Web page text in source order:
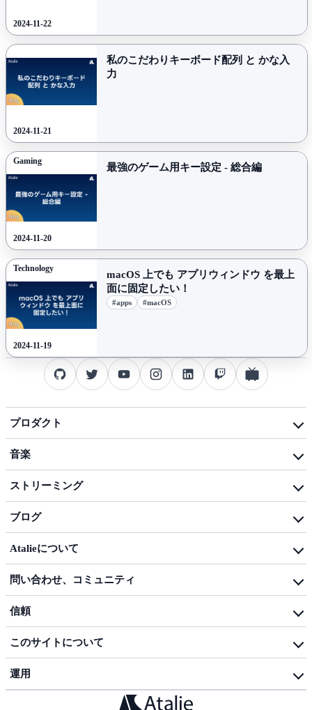
2024-11-22
2024-11-21
私のこだわり キーボード配列 と かな入
力
Gaming
2024-11-20
最強のゲーム用キー設定 - 総合編
Technology
2024-11-19
macOS 上でも アプリ ウィンドウ を最上
面に固定したい！
#apps #macOS
プロダクト
テクノロジーブログ
音楽
ストリーミング
ライブ配信
ブログ
音楽
ゲーム
Atalieについて
アカウント
ブランドガイドライン
問い合わせ、 コミュニティ
支援
よくある質問
信頼
コン
法務
このサイト について
運用